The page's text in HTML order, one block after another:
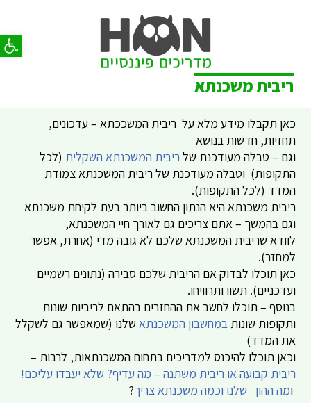
פתח
ריבית משכנתא
כאן תקבלו מידע מלא על ריבית המשככתא – עדכונים,
תחזיות, חדשות בנושא
וגם – טבלה מעודכנת של ריבית המשכנתא השקלית (לכל
התקופות) וטבלה מעודכנת של ריבית המשכנתא צמודת
המדד (לכל התקופות).
ריבית משכנתא היא הנתון החשוב ביותר בעת לקיחת משכנתא
וגם בהמשך – אתם צריכים גם לאורך חיי המשכנתא,
לוודא שריבית המשכנתא שלכם לא גובה מדי (אחרת, אפשר
למחזר).
כאן תוכלו לבדוק אם הריבית שלכם סבירה (נתונים רשמיים
ועדכניים). תשוו ותרוויחו.
בנוסף – תוכלו לחשב את ההחזרים בהתאם לריביות שונות
ותקופות שונות במחשבון המשכנתאשלנו (שמאפשר גם לשקלל
את המדד)
וכאן תוכלו להיכנס למדריכים בתחום המשכנתאות, לרבות –
ריבית קבועה או ריבית משתנה – מה עדיף? שלא יעבדו עליכם!
ומה ההון שלנו וכמה משכנתא צריך?